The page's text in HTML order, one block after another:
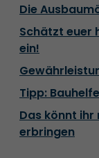
Die
Schätzt euer
ein!
Tipp:
Das könnt ihr
erbringen